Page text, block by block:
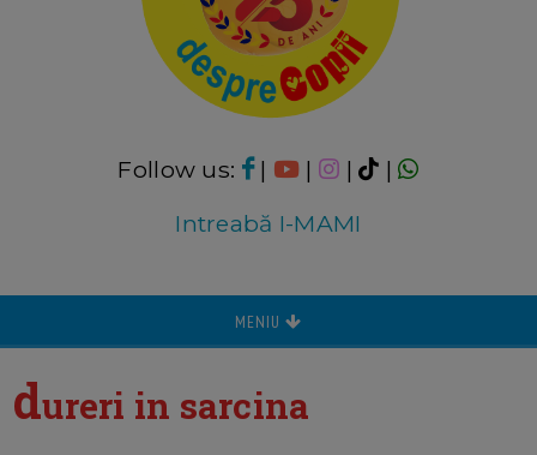
Follow us: | | |
|
Intreabă I-MAMI
MENIU
dureri in sarcina